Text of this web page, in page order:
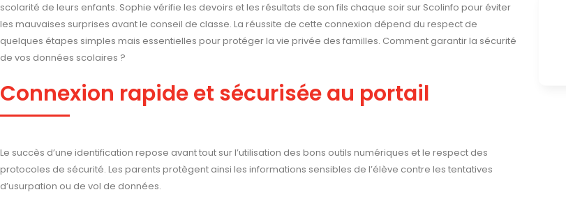
scolarité de leurs enfants. Sophie vérifie les devoirs et les résultats de son fils chaque soir sur Scolinfo pour éviter
les mauvaises surprises avant le conseil de classe. La réussite de cette connexion dépend du respect de
quelques étapes simples mais essentielles pour protéger la vie privée des familles. Comment garantir la sécurité
de vos données scolaires ?
Connexion rapide et sécurisée au portail
Le succès d’une identification repose avant tout sur l’utilisation des bons outils numériques et le respect des
protocoles de sécurité. Les parents protègent ainsi les informations sensibles de l’élève contre les tentatives
d’usurpation ou de vol de données.